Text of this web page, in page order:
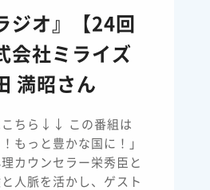
ジオ』【24回
会社ミライズ
満昭さん
こちら↓↓ この番組は
もっと豊かな国に！」
カウンセラー栄秀臣と
人脈を活かし、ゲスト